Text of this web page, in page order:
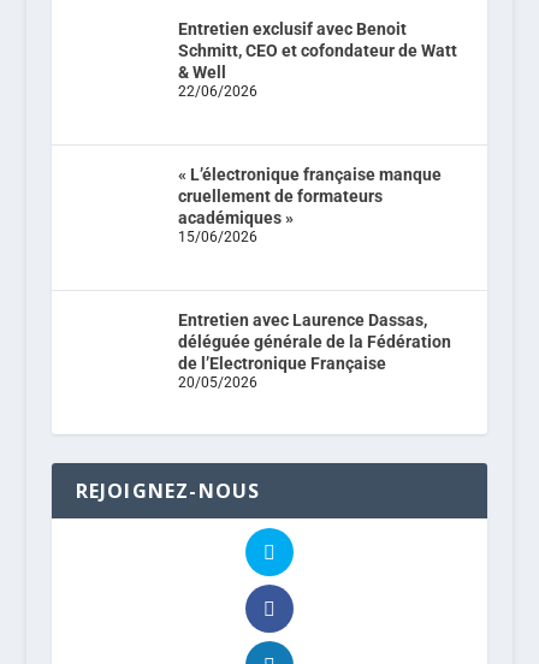
Entretien exclusif avec Benoit
Schmitt, CEO et cofondateur de Watt
& Well
22/06/2026
« L’électronique française manque
cruellement de formateurs
académiques »
15/06/2026
Entretien avec Laurence Dassas,
déléguée générale de la Fédération
de l’Electronique Française
20/05/2026
REJOIGNEZ-NOUS